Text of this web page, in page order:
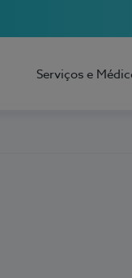
Serviços e